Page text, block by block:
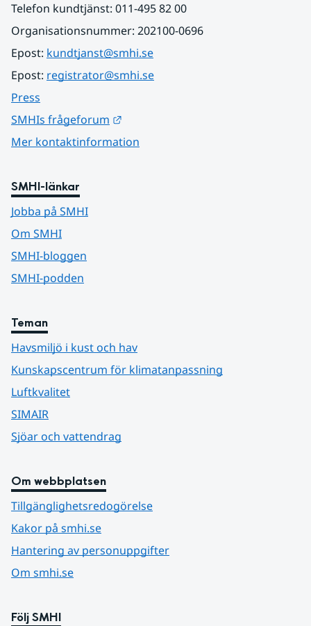
Telefon kundtjänst: 011-495 82 00
Organisationsnummer: 202100-0696
Epost: kundtjanst@smhi.se
Epost: registrator@smhi.se
Press
SMHIs frågeforum
Mer kontaktinformation
SMHI-länkar
Jobba på SMHI
Om SMHI
SMHI-bloggen
SMHI-podden
Teman
Havsmiljö i kust och hav
Kunskapscentrum för klimatanpassning
Luftkvalitet
SIMAIR
Sjöar och vattendrag
Om webbplatsen
Tillgänglighetsredogörelse
Kakor på smhi.se
Hantering av personuppgifter
Om smhi.se
Följ SMHI